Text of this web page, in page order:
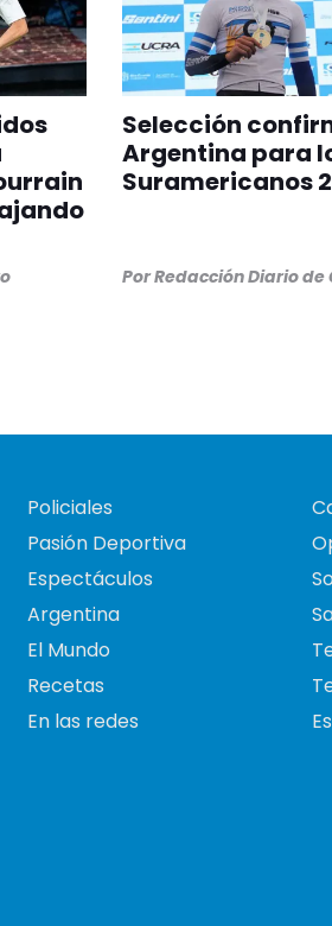
Selección
Argentina para
Suramericanos
PorRedacción Diario de
Policiales
Pasión Deportiva
Espectáculos
Argentina
El Mundo
Recetas
En las redes